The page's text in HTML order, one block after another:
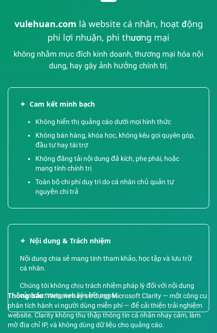
Thông báo:Website này sử dụng Microsoft Clarity — một công cụ
phân tích hành vi người dùng miễn phí — để cải thiện trải nghiệm
website. Clarity không thu thập thông tin cá nhân nhạy cảm, làm
mờ địa chỉ IP, và không dùng dữ liệu cho quảng cáo.
vulehuan.com là website cá nhân, hoạt động
phi lợi nhuận, phi thương mại
không nhằm mục đích kinh doanh, thương mại hóa nội
dung, hay gây ảnh hưởng chính trị.
✦ Cam kết minh bạch
Không hiển thị quảng cáo dưới mọi hình thức
Không bán hàng, khóa học, không kêu gọi quyên góp,
đầu tư hay tài trợ
Không đăng tải nội dung đả kích, phe phái, hoặc
mang tính chính trị
Toàn bộ chi phí duy trì do cá nhân chủ quản tự
nguyện chi trả
✦ Nội dung & Trách nhiệm
Nội dung chia sẻ mang tính tham khảo, học tập và lưu trữ
cá nhân.
Chúng tôi không chịu trách nhiệm pháp lý đối với nội dung
của các trang web liên kết ngoài.